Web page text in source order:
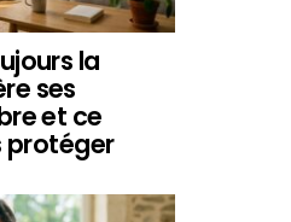
la
ses
et ce
protéger